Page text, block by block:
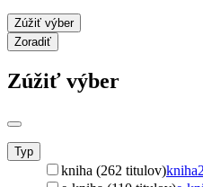
Zúžiť výber
Zoradiť
Zúžiť výber
Typ
kniha (262 titulov)kniha